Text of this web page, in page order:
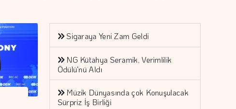
Sigaraya Yeni Zam Geldi
NG Kütahya Seramik, Verimlilik
Ödülü'nü Aldı
Müzik Dünyasında çok Konuşulacak
Sürpriz İş Birliği